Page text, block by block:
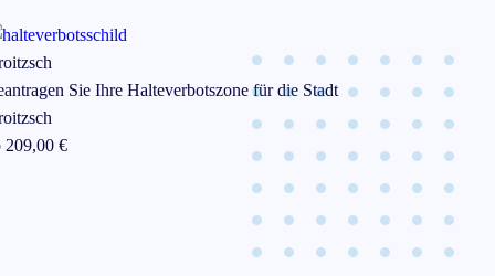
Sie Ihre Halteverbotszone für die Stadt
209,00 €